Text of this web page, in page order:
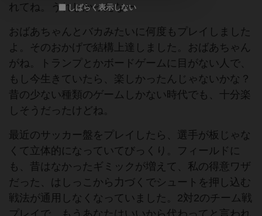
れてね。うれしかったなー
おばあちゃんとバカみたいに何度もプレイしました
よ。そのおかげで結構上達しました。おばあちゃん
がね。トランプとかボードゲームに目がない人で、
もし今生きていたら、楽しかったんじゃないかな？
昔の少ない種類のゲームしかない時代でも、十分楽
しそうだったけどね。
最近のサッカー盤をプレイしたら、選手が板じゃな
くて立体的になっていてびっくり。フィールドに
も、昔はなかったギミックが増えて、私の得意ワザ
だった、はしっこから力づくでシュートを押し込む
戦法が通用しなくなっていました。2対2のチーム戦
プレイで、もうあなたはいいから代わってと言われ
しばらく表示しない